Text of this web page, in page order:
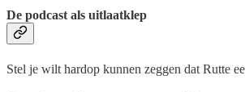
De podcast als uitlaatklep
Stel je wilt hardop kunnen zeggen dat Rutte